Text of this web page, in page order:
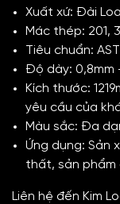
Xuất xứ: Đài
Mác thép: 201,
Tiêu chuẩn:
Độ dày: 0,8mm
Kích thước:
yêu cầu của
Màu sắc: Đa
Ứng dụng: Sản
thất, sản phẩm
Liên hệ đến Kim